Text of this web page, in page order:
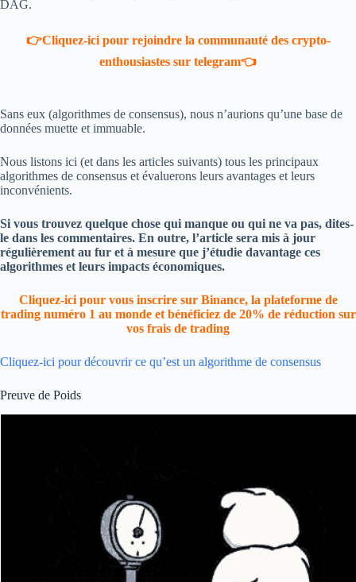
DAG.
👉Cliquez-ici pour rejoindre la communauté des crypto-
enthousiastes sur telegram👈
Sans eux (algorithmes de consensus), nous n’aurions qu’une base de
données muette et immuable.
Nous listons ici (et dans les articles suivants) tous les principaux
algorithmes de consensus et évaluerons leurs avantages et leurs
inconvénients.
Si vous trouvez quelque chose qui manque ou qui ne va pas, dites-
le dans les commentaires. En outre, l’article sera mis à jour
régulièrement au fur et à mesure que j’étudie davantage ces
algorithmes et leurs impacts économiques.
Cliquez-ici pour vous inscrire sur Binance, la plateforme de
trading numéro 1 au monde et bénéficiez de 20% de réduction sur
vos frais de trading
Cliquez-ici pour découvrir ce qu’est un algorithme de consensus
Preuve de Poids